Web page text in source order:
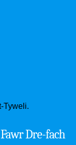
Tyweli.
Dre-fach